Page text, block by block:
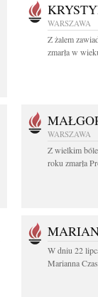
WARSZAWA
Z żalem
zmarła w
WARSZAWA
Z wielkim
roku zmarła
W dniu 22
Marianna